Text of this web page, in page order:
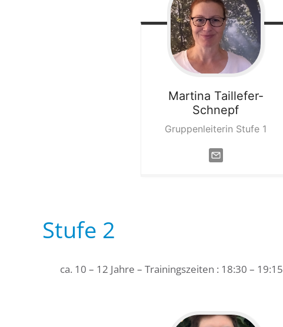
Martina Taillefer-
Schnepf
Gruppenleiterin Stufe 1
Stufe 2
ca. 10 – 12 Jahre – Trainingszeiten : 18:30 – 19:15